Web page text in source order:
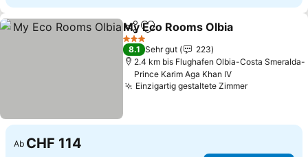
TeilenZu Favoriten hinzufügen
My Eco Rooms Olbia
3 Sterne
8.1 Sehr gut
223
2.4 km bis Flughafen Olbia-Costa Smeralda-
Prince Karim Aga Khan IV
Einzigartig gestaltete Zimmer
Ab CHF 114